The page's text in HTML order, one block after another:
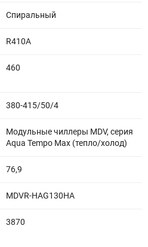
Спиральный
R410A
460
380-415/50/4
Модульные чиллеры MDV, серия
Aqua Tempo Max (тепло/холод)
76,9
MDVR-HAG130HA
3870